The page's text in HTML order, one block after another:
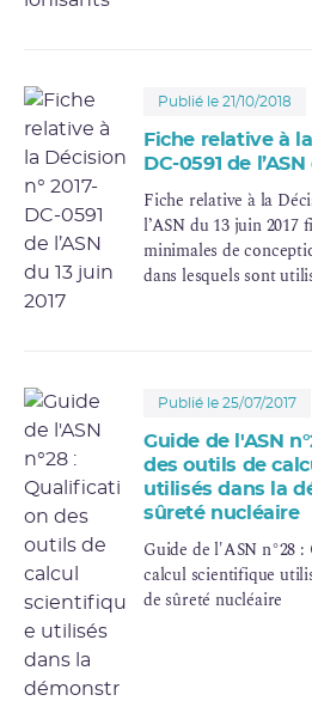
Publié le 21/10/2018
Fiche relative à
DC-0591 de
Fiche relative à la
l’ASN du 13 juin 2017
minimales de
dans lesquels sont
Publié le 25/07/2017
Guide de l'ASN
des outils de
utilisés dans la
sûreté nucléaire
Guide de l'ASN n°28
calcul scientifique
de sûreté nucléaire